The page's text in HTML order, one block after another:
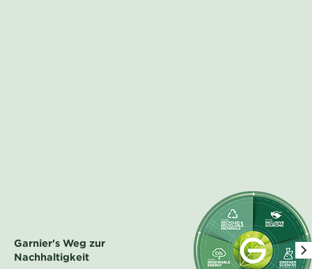
Garnier's Weg zur
Nachhaltigkeit